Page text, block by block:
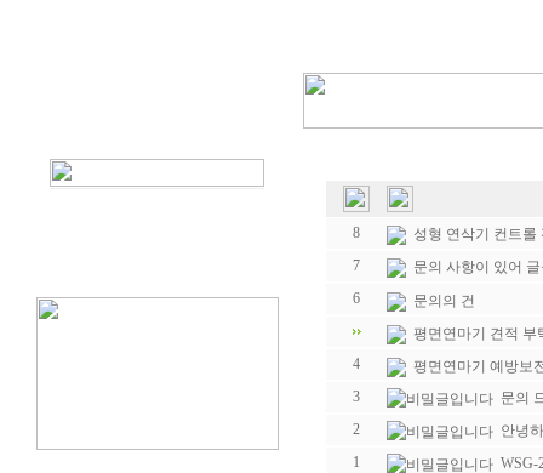
8
성형 연삭기 컨트롤
7
문의 사항이 있어
6
문의의 건
평면연마기 견적 부
4
평면연마기 예방보
3
문의
2
안녕
1
WSG-